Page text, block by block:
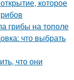
которое
грибы на тополе
что выбрать
что они